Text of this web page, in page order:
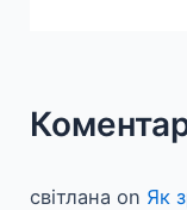
світлана on Як